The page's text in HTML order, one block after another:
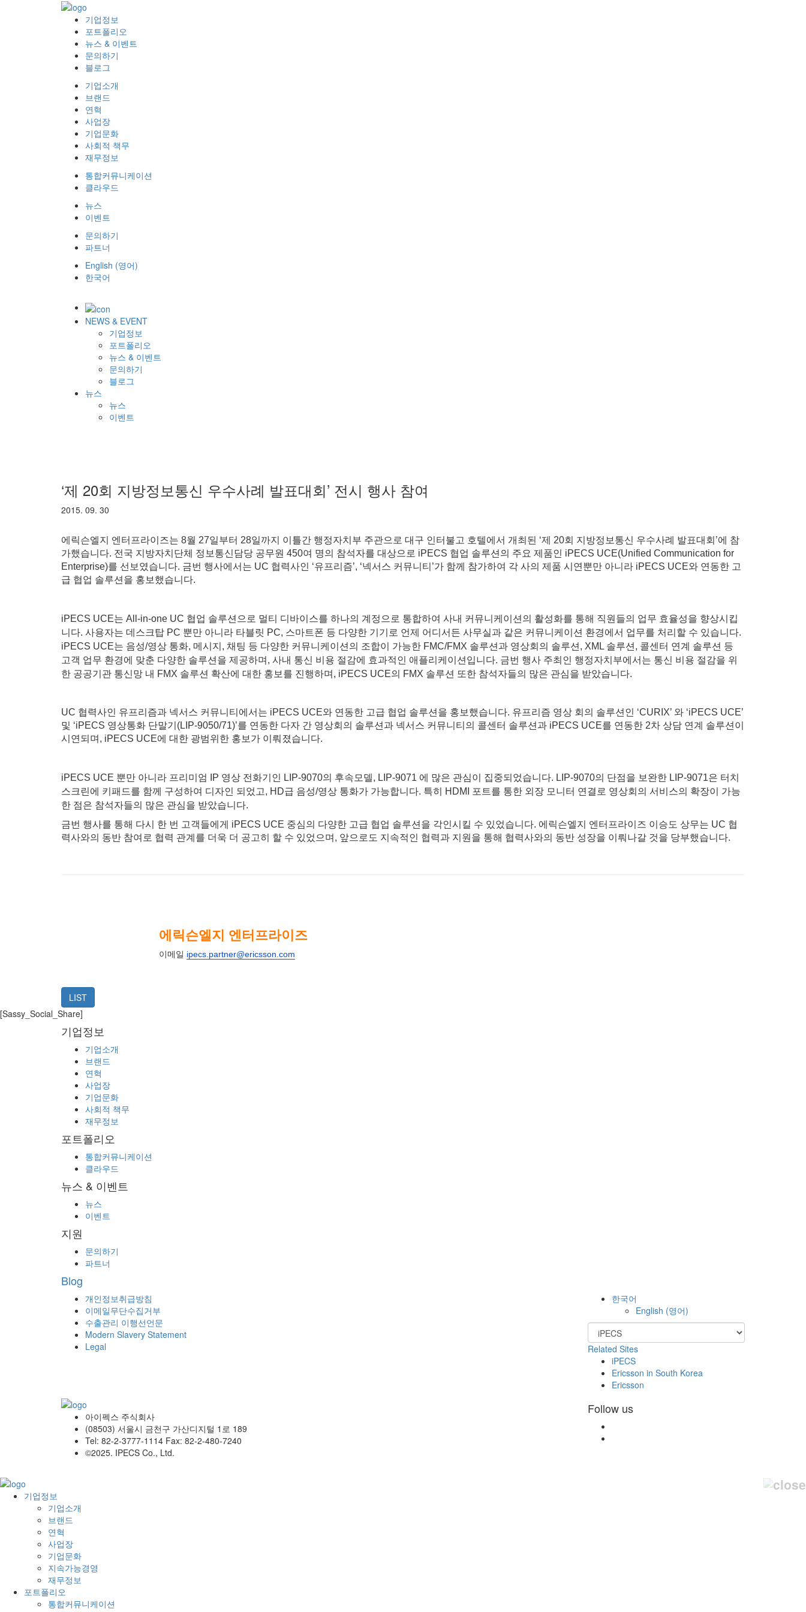
기업정보
포트폴리오
뉴스 & 이벤트
문의하기
블로그
기업소개
브랜드
연혁
사업장
기업문화
사회적 책무
재무정보
통합커뮤니케이션
클라우드
뉴스
이벤트
문의하기
파트너
English (영어)
한국어
NEWS & EVENT
기업정보
포트폴리오
뉴스 & 이벤트
문의하기
블로그
뉴스
뉴스
이벤트
‘제 20회 지방정보통신 우수사례 발표대회’ 전시 행사 참여
2015. 09. 30
에릭슨엘지 엔터프라이즈는 8월 27일부터 28일까지 이틀간 행정자치부 주관으로 대구 인터불고 호텔에서 개최된 ‘제 20회 지방정보통신 우수사례 발표대회’에 참
가했습니다. 전국 지방자치단체 정보통신담당 공무원 450여 명의 참석자를 대상으로 iPECS 협업 솔루션의 주요 제품인 iPECS UCE(Unified Communication for
Enterprise)를 선보였습니다. 금번 행사에서는 UC 협력사인 ‘유프리즘’, ‘넥서스 커뮤니티’가 함께 참가하여 각 사의 제품 시연뿐만 아니라 iPECS UCE와 연동한 고
급 협업 솔루션을 홍보했습니다.
iPECS UCE는 All-in-one UC 협업 솔루션으로 멀티 디바이스를 하나의 계정으로 통합하여 사내 커뮤니케이션의 활성화를 통해 직원들의 업무 효율성을 향상시킵
니다. 사용자는 데스크탑 PC 뿐만 아니라 타블릿 PC, 스마트폰 등 다양한 기기로 언제 어디서든 사무실과 같은 커뮤니케이션 환경에서 업무를 처리할 수 있습니다.
iPECS UCE는 음성/영상 통화, 메시지, 채팅 등 다양한 커뮤니케이션의 조합이 가능한 FMC/FMX 솔루션과 영상회의 솔루션, XML 솔루션, 콜센터 연계 솔루션 등
고객 업무 환경에 맞춘 다양한 솔루션을 제공하며, 사내 통신 비용 절감에 효과적인 애플리케이션입니다. 금번 행사 주최인 행정자치부에서는 통신 비용 절감을 위
한 공공기관 통신망 내 FMX 솔루션 확산에 대한 홍보를 진행하며, iPECS UCE의 FMX 솔루션 또한 참석자들의 많은 관심을 받았습니다.
UC 협력사인 유프리즘과 넥서스 커뮤니티에서는 iPECS UCE와 연동한 고급 협업 솔루션을 홍보했습니다. 유프리즘 영상 회의 솔루션인 ‘CURIX’ 와 ‘iPECS UCE’
및 ‘iPECS 영상통화 단말기(LIP-9050/71)’를 연동한 다자 간 영상회의 솔루션과 넥서스 커뮤니티의 콜센터 솔루션과 iPECS UCE를 연동한 2차 상담 연계 솔루션이
시연되며, iPECS UCE에 대한 광범위한 홍보가 이뤄졌습니다.
iPECS UCE 뿐만 아니라 프리미엄 IP 영상 전화기인 LIP-9070의 후속모델, LIP-9071 에 많은 관심이 집중되었습니다. LIP-9070의 단점을 보완한 LIP-9071은 터치
스크린에 키패드를 함께 구성하여 디자인 되었고, HD급 음성/영상 통화가 가능합니다. 특히 HDMI 포트를 통한 외장 모니터 연결로 영상회의 서비스의 확장이 가능
한 점은 참석자들의 많은 관심을 받았습니다.
금번 행사를 통해 다시 한 번 고객들에게 iPECS UCE 중심의 다양한 고급 협업 솔루션을 각인시킬 수 있었습니다. 에릭슨엘지 엔터프라이즈 이승도 상무는 UC 협
력사와의 동반 참여로 협력 관계를 더욱 더 공고히 할 수 있었으며, 앞으로도 지속적인 협력과 지원을 통해 협력사와의 동반 성장을 이뤄나갈 것을 당부했습니다.
에릭슨엘지 엔터프라이즈
이메일 ipecs.partner@ericsson.com
LIST
[Sassy_Social_Share]
기업정보
기업소개
브랜드
연혁
사업장
기업문화
사회적 책무
재무정보
포트폴리오
통합커뮤니케이션
클라우드
뉴스 & 이벤트
뉴스
이벤트
지원
문의하기
파트너
Blog
개인정보취급방침
이메일무단수집거부
수출관리 이행선언문
Modern Slavery Statement
Legal
한국어
English (영어)
Related Sites
iPECS
Ericsson in South Korea
Ericsson
아이펙스 주식회사
(08503) 서울시 금천구 가산디지털 1로 189
Tel: 82-2-3777-1114 Fax: 82-2-480-7240
©2025. IPECS Co., Ltd.
Follow us
기업정보
기업소개
브랜드
연혁
사업장
기업문화
지속가능경영
재무정보
포트폴리오
통합커뮤니케이션